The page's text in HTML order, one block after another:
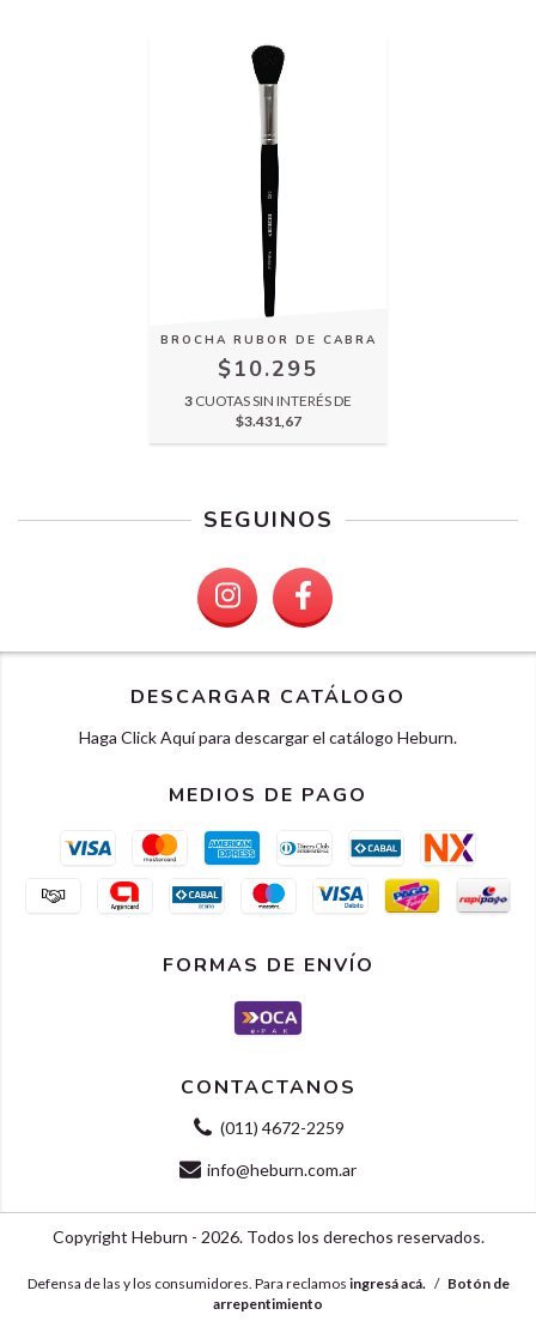
BROCHA RUBOR DE CABRA
$10.295
3 CUOTAS SIN INTERÉS DE
$3.431,67
SEGUINOS
DESCARGAR CATÁLOGO
Haga Click Aquí para descargar el catálogo Heburn.
MEDIOS DE PAGO
FORMAS DE ENVÍO
CONTACTANOS
(011) 4672-2259
info@heburn.com.ar
Copyright Heburn - 2026. Todos los derechos reservados.
Defensa de las y los consumidores. Para reclamos ingresá acá. / Botón de
arrepentimiento